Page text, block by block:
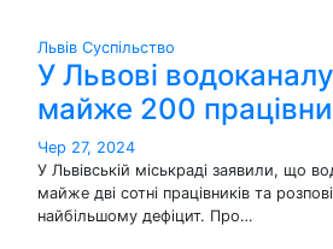
Львів Суспільство
У Львові
майже 200
Чер 27, 2024
У Львівській міськраді заявили, що
майже дві сотні працівників та
найбільшому дефіцит. Про…